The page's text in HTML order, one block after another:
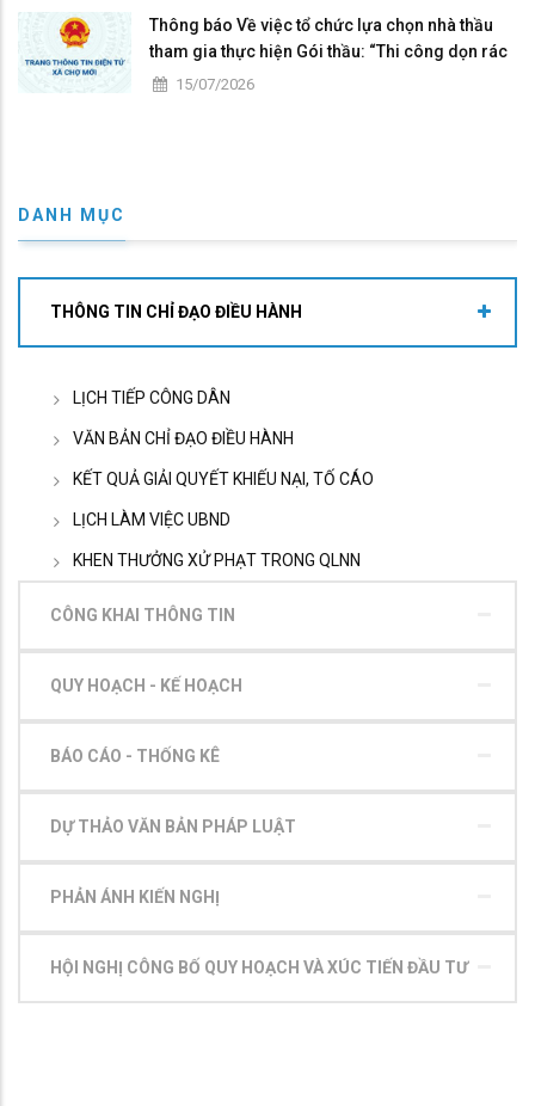
Thông báo Về việc tổ chức lựa chọn nhà thầu
tham gia thực hiện Gói thầu: “Thi công dọn rác
tại bãi rác Kiến An, thuộc ấp Kiến Bình 1, xã Chợ
15/07/2026
DANH MỤC
THÔNG TIN CHỈ ĐẠO ĐIỀU HÀNH
LỊCH TIẾP CÔNG DÂN
VĂN BẢN CHỈ ĐẠO ĐIỀU HÀNH
KẾT QUẢ GIẢI QUYẾT KHIẾU NẠI, TỐ CÁO
LỊCH LÀM VIỆC UBND
KHEN THƯỞNG XỬ PHẠT TRONG QLNN
CÔNG KHAI THÔNG TIN
QUY HOẠCH - KẾ HOẠCH
BÁO CÁO - THỐNG KÊ
DỰ THẢO VĂN BẢN PHÁP LUẬT
PHẢN ÁNH KIẾN NGHỊ
HỘI NGHỊ CÔNG BỐ QUY HOẠCH VÀ XÚC TIẾN ĐẦU TƯ